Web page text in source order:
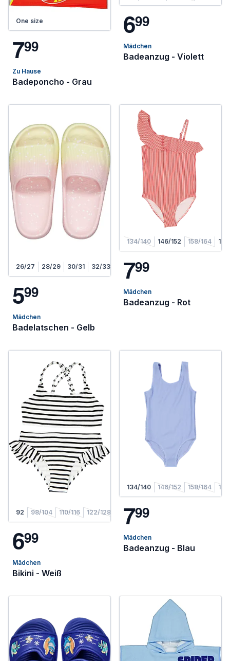
One size
799
Zu Hause
Badeponcho - Grau
699
Mädchen
Badeanzug - Violett
26/27 28/29 30/31 32/33 34/35
599
Mädchen
Badelatschen - Gelb
134/140 146/152 158/164
799
Mädchen
Badeanzug - Rot
92 98/104 110/116 122/128
699
Mädchen
Bikini - Weiß
134/140 146/152 158/164
799
Mädchen
Badeanzug - Blau